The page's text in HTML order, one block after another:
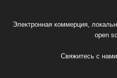
Электронная коммерция,
open
Свяжитесь с